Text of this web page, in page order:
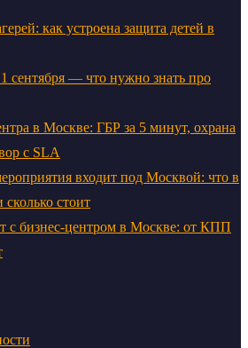
как устроена защита детей в
сентября — что нужно знать про
в Москве: ГБР за 5 минут, охрана
с SLA
входит под Москвой: что в
стоит
с бизнес-центром в Москве: от КПП